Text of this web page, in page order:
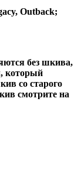
Outback;
без шкива,
который
со старого
смотрите на